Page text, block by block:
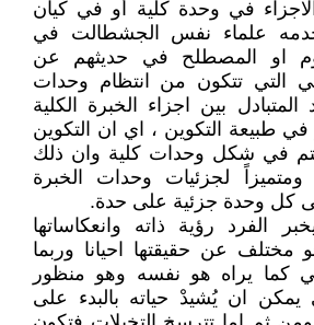
في وحدة كلية أو في كيان
علماء نفس الجشطالت في
او المصطلح في حديثهم عن
التي تتكون من انتظام وحدات
المتبادل بين اجزاء الخبرة الكلية
طبيعة التكوين ، اي ان التكوين
يتم في شكل وحدات كلية وان ذلك
لجزئيات وحدات الخبرة
كل وحدة جزئية على حدة.
الفرد رؤية ذاته وانعكاساتها
عن حقيقتها احيانا وربما
كما يراه هو نفسه وهو منظور
يمكن ان يُشيدْ حياته بالبدء على